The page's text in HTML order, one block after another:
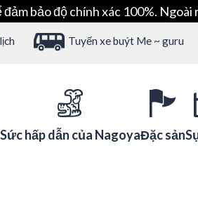
bảo độ chính xác 100%.
Tuyến xe buýt Me ~ guru
Sức hấp dẫn của NagoyaĐặc sản